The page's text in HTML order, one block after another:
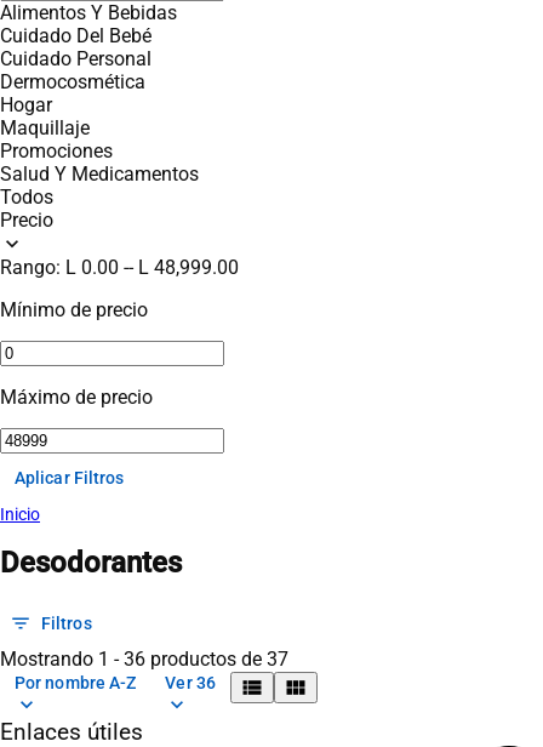
Alimentos Y Bebidas
Cuidado Del Bebé
Cuidado Personal
Dermocosmética
Hogar
Maquillaje
Promociones
Salud Y Medicamentos
Todos
Precio
expand_more
Rango: L 0.00 --L 48,999.00
Mínimo de precio
Máximo de precio
Aplicar Filtros
Inicio
Desodorantes
filter_list Filtros
Mostrando 1 - 36 productos de 37
Por nombre A-Z
keyboard_arrow_down
Ver 36
keyboard_arrow_down
view_list view_module
Enlaces útiles